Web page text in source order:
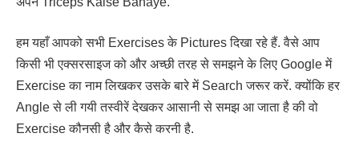
हम यहाँ आपको सभी Exercises के Pictures दिखा रहे हैं. वैसे आप
किसी भी एक्सरसाइज को और अच्छी तरह से समझने के लिए Google में
Exercise का नाम लिखकर उसके बारे में Search जरूर करें. क्योंकि हर
Angle से ली गयी तस्वीरें देखकर आसानी से समझ आ जाता है की वो
Exercise कौनसी है और कैसे करनी है.